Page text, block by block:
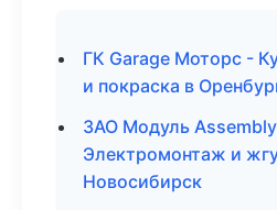
ГК Garage Моторс -
и покраска в
ЗАО Модуль
Электромонтаж и
Новосибирск